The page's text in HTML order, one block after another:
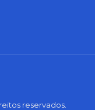
reservados.